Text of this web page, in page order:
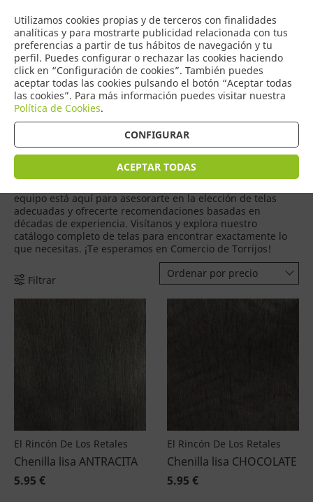
Utilizamos cookies propias y de terceros con finalidades
analíticas y para mostrarte publicidad relacionada con tus
preferencias a partir de tus hábitos de navegación y tu
perfil. Puedes configurar o rechazar las cookies haciendo
click en “Configuración de cookies”. También puedes
aceptar todas las cookies pulsando el botón “Aceptar todas
las cookies”. Para más información puedes visitar nuestra
Política de Cookies.
CONFIGURAR
ACEPTAR TODAS
0
COMERCIO
DE TORRIJOS
Productos (949)
En nuestro comercio de telas en Torrijos, te ofrecemos una
amplia selección de tejidos para confección y decoración.
Desde algodones suaves y estampados vibrantes hasta
lujosos satenes y telas técnicas, cada material está pensado
equipo está aquí para asesorarte en la elección de telas
adecuadas y ofrecerte recomendaciones basadas en
décadas de experiencia. Visítanos y explora nuestro
catálogo completo de telas para encontrar exactamente lo
que necesitas. ¡Te esperamos en Comercio de Torrijos!
Filtrar
Ordenar por precio
El Rincón De Los Retales
Chenilla lisa ANTRACITA
5.95 €
El Rincón De Los Retales
Chenilla lisa CHOCOLATE
5.95 €